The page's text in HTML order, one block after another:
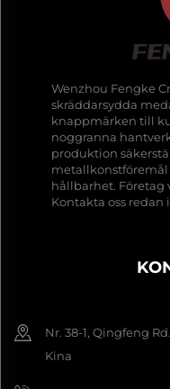
Wenzhou Fengke
skräddarsydda
knappmärken till
noggranna
produktion
hållbarhet. Företag
Kontakta oss redan
Nr. 38-1, Qingfeng
Kina